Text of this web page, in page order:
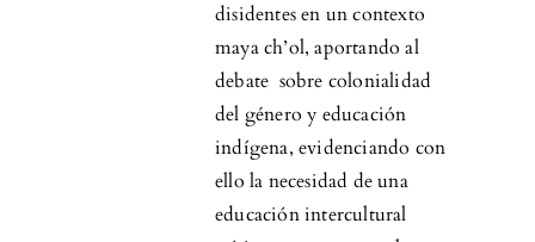
disidentes en un contexto
maya ch’ol, aportando al
debate sobre colonialidad
del género y educación
indígena, evidenciando con
ello la necesidad de una
educación intercultural